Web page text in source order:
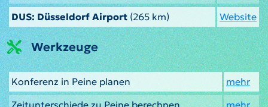
DUS: Düsseldorf Airport (265 km) Website
Werkzeuge
Konferenz in Peine planen
mehr
Zeitunterschiede zu Peine berechnen
mehr